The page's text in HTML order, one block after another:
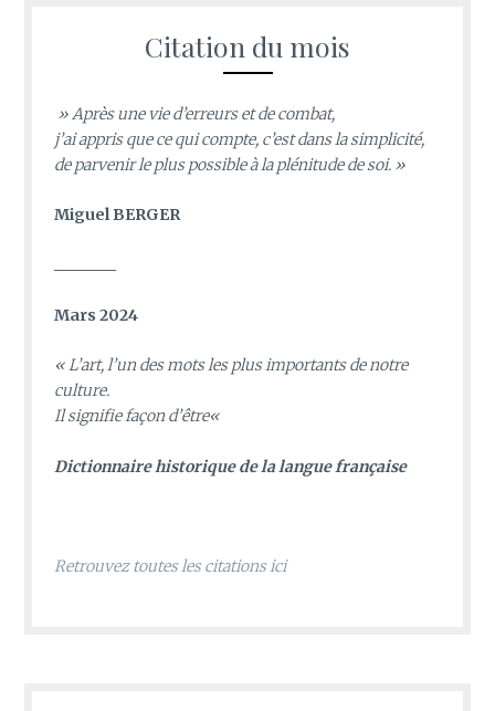
Citation du mois
» Après une vie d’erreurs et de combat,
j’ai appris que ce qui compte, c’est dans la simplicité,
de parvenir le plus possible à la plénitude de soi. »
Miguel BERGER
Mars 2024
«L’art, l’un des mots les plus importants de notre
culture.
Il signifie façon d’être«
Dictionnaire historique de la langue française
Retrouvez toutes les citations ici